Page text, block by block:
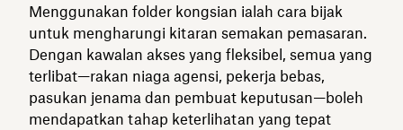
Menggunakan folder kongsian ialah cara bijak
untuk mengharungi kitaran semakan pemasaran.
Dengan kawalan akses yang fleksibel, semua yang
terlibat—rakan niaga agensi, pekerja bebas,
pasukan jenama dan pembuat keputusan—boleh
mendapatkan tahap keterlihatan yang tepat